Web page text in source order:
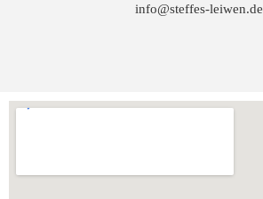
info@steffes-leiwen.de